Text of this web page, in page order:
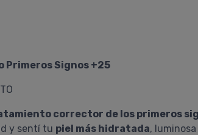
Primeros Signos +25
corrector de los primeros
y sentí tu piel más hidratada,